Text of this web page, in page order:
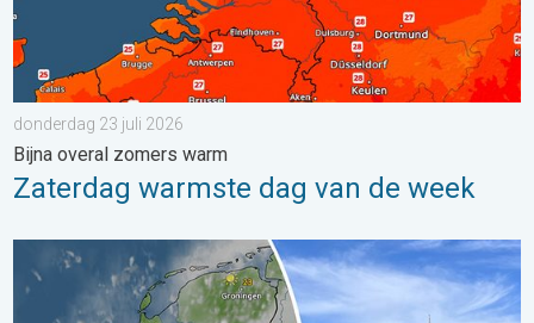
donderdag 23 juli 2026
Bijna overal zomers warm
Zaterdag warmste dag van de week
Fraai zomerweer om eropuit te trekken. Weekendweer. . .